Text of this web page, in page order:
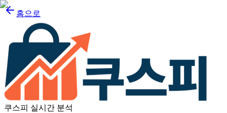
홈으로
쿠스피 실시간 분석